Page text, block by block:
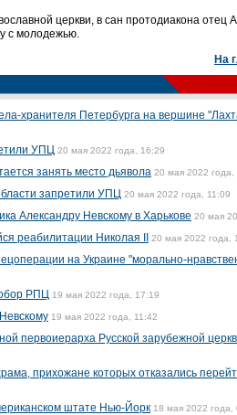
церкви, в сан протодиакона отец
с молодежью.
На
хранителя Петербурга на вершине
УПЦ 20 мая 2022 года, 16:29
занять место дьявола 20 мая 2022 года,
запретили УПЦ 20 мая 2022 года, 11:09
Александру Невскому в Харькове 20 мая
реабилитации Николая II 20 мая 2022 года,
на Украине "морально-
РПЦ 19 мая 2022 года, 17:19
19 мая 2022 года, 11:42
первоиерарха Русской зарубежной
прихожане которых отказались
штате Нью-Йорк 18 мая 2022 года,